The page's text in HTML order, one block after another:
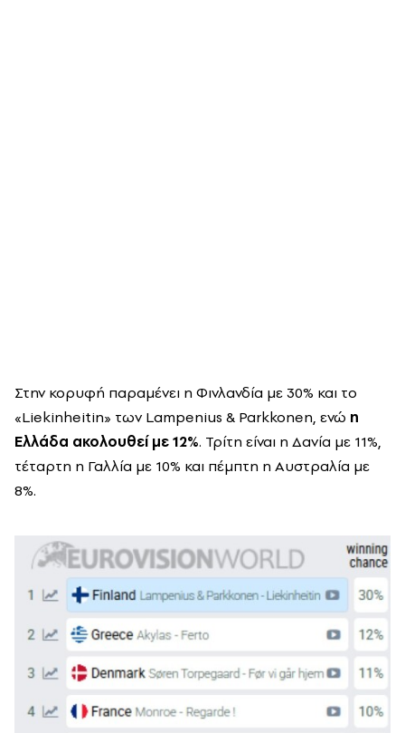
Στην κορυφή παραμένει η Φινλανδία με 30% και το
«Liekinheitin» των Lampenius & Parkkonen, ενώ η
Ελλάδα ακολουθεί με 12%. Τρίτη είναι η Δανία με 11%,
τέταρτη η Γαλλία με 10% και πέμπτη η Αυστραλία με
8%.